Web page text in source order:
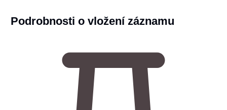
Podrobnosti o vložení záznamu